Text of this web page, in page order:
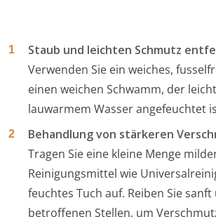
Staub und leichten Schmutz
Verwenden Sie ein weiches,
einen weichen Schwamm, der
lauwarmem Wasser angefeuchtet
Behandlung von stärkeren
Tragen Sie eine kleine Menge
Reinigungsmittel wie
feuchtes Tuch auf. Reiben Sie
betroffenen Stellen, um